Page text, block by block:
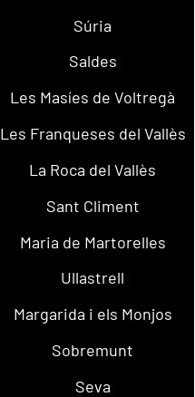
Súria
Saldes
Les Masíes de Voltregà
Les Franqueses del Vallès
La Roca del Vallès
Sant Climent
Maria de Martorelles
Ullastrell
Margarida i els Monjos
Sobremunt
Seva